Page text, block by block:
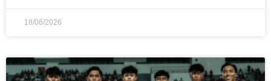
18/06/2026